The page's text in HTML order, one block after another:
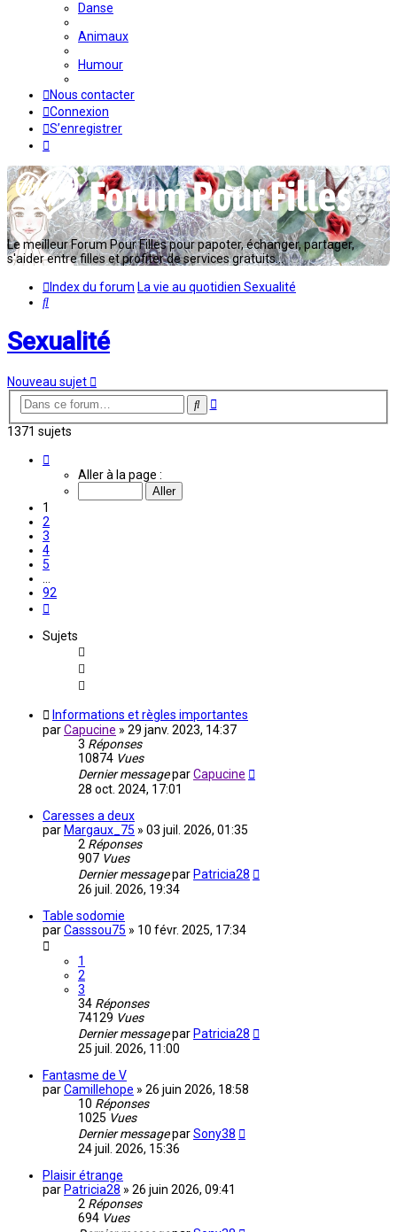
Danse
Animaux
Humour
Nous contacter
Connexion
S’enregistrer
Le meilleur Forum Pour Filles pour papoter, échanger, partager,
s'aider entre filles et profiter de services gratuits...
Index du forum La vie au quotidien Sexualité
Rechercher
Sexualité
Nouveau sujet
Rechercher
Recherche
1371 sujets
Aller à la page :
1
2
3
4
5
92
Sujets
Informations et règles importantes
parCapucine » 29 janv. 2023, 14:37
3 Réponses
10874 Vues
Dernier messageparCapucine
28 oct. 2024, 17:01
Caresses a deux
par Margaux_75 » 03 juil. 2026, 01:35
2 Réponses
907 Vues
Dernier messagepar Patricia28
26 juil. 2026, 19:34
Table sodomie
parCasssou75 » 10 févr. 2025, 17:34
1
2
3
34 Réponses
74129 Vues
Dernier messagepar Patricia28
25 juil. 2026, 11:00
Fantasme de V
parCamillehope » 26 juin 2026, 18:58
10 Réponses
1025 Vues
Dernier messageparSony38
24 juil. 2026, 15:36
Plaisir étrange
par Patricia28 » 26 juin 2026, 09:41
2 Réponses
694 Vues